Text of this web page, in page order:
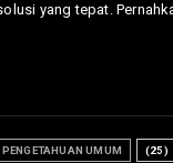
yang tepat.
PENGETAHUAN UMUM (25)